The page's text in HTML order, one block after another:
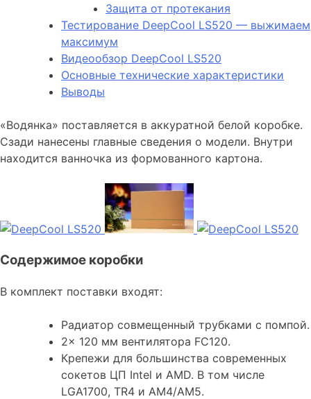
Защита от протекания
Тестирование DeepCool LS520 — выжимаем
максимум
Видеообзор DeepCool LS520
Основные технические характеристики
Выводы
«Водянка» поставляется в аккуратной белой коробке.
Сзади нанесены главные сведения о модели. Внутри
находится ванночка из формованного картона.
Содержимое коробки
В комплект поставки входят:
Радиатор совмещенный трубками с помпой.
2x 120 мм вентилятора FC120.
Крепежи для большинства современных
сокетов ЦП Intel и AMD. В том числе
LGA1700, TR4 и AM4/AM5.